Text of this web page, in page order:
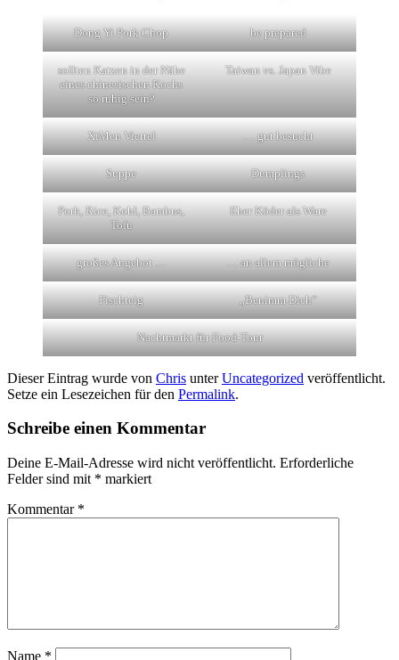
Dong Yi Pork Chop be prepared
sollten Katzen in der Nähe
eines chinesischen Kochs
so ruhig sein?
Taiwan vs. Japan Vibe
XiMen Viertel … gut besucht
Suppe Dumplings
Pork, Rice, Kohl, Bambus,
Tofu
Eher Köder als Ware
großes Angebot … … an allem mögliche
Fischteig „Benimm Dich“
Nachtmarkt für Food-Tour
Dieser Eintrag wurde von Chris unterUncategorized veröffentlicht.
Setze ein Lesezeichen für den Permalink.
Schreibe einen Kommentar
Deine E-Mail-Adresse wird nicht veröffentlicht. Erforderliche
Felder sind mit * markiert
Kommentar *
Name *